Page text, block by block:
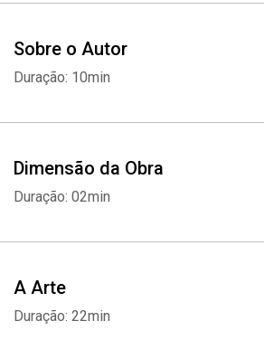
Sobre o Autor
Duração: 10min
Dimensão da Obra
Duração: 02min
A Arte
Duração: 22min